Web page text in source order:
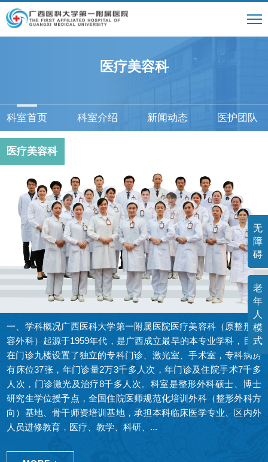
无
障
碍
老
年
人
模
式
医疗美容科
科室首页 科室介绍 新闻动态 医护团队
医疗美容科
一、学科概况广西医科大学第一附属医院医疗美容科（原整形美
容外科）起源于1959年代，是广西成立最早的本专业学科，目前
在门诊九楼设置了独立的专科门诊、激光室、手术室，专科病房
有床位37张，年门诊量2万3千多人次，年门诊及住院手术7千多
人次，门诊激光及治疗8千多人次。科室是整形外科硕士、博士
研究生学位授予点，全国住院医师规范化培训外科（整形外科方
向）基地、骨干师资培训基地，承担本科临床医学专业、区内外
人员进修教育，医疗、教学、科研、...